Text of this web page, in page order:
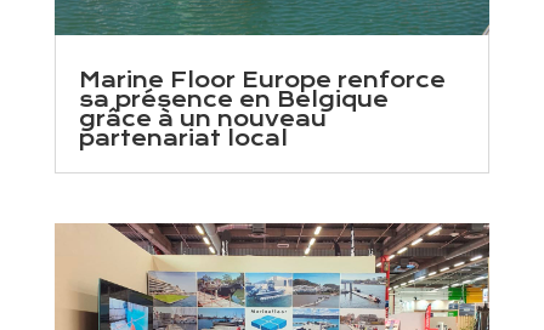
Marine Floor Europe renforce
sa présence en Belgique
grâce à un nouveau
partenariat local